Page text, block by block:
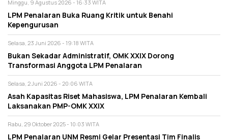
Minggu, 9 Agustus 2026 - 16:33 WITA
LPM Penalaran Buka Ruang Kritik untuk Benahi
Kepengurusan
Selasa, 23 Juni 2026 - 19:18 WITA
Bukan Sekadar Administratif, OMK XXIX Dorong
Transformasi Anggota LPM Penalaran
Selasa, 2 Juni 2026 - 20:06 WITA
Asah Kapasitas Riset Mahasiswa, LPM Penalaran Kembali
Laksanakan PMP-OMK XXIX
Rabu, 29 Oktober 2025 - 10:03 WITA
LPM Penalaran UNM Resmi Gelar Presentasi Tim Finalis